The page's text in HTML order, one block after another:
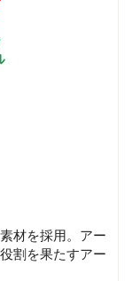
材を採用。アー
割を果たすアー